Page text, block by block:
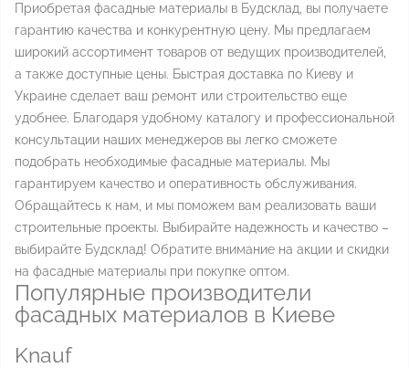
Приобретая фасадные материалы в Будсклад, вы получаете
гарантию качества и конкурентную цену. Мы предлагаем
широкий ассортимент товаров от ведущих производителей,
а также доступные цены. Быстрая доставка по Киеву и
Украине сделает ваш ремонт или строительство еще
удобнее. Благодаря удобному каталогу и профессиональной
консультации наших менеджеров вы легко сможете
подобрать необходимые фасадные материалы. Мы
гарантируем качество и оперативность обслуживания.
Обращайтесь к нам, и мы поможем вам реализовать ваши
строительные проекты. Выбирайте надежность и качество –
выбирайте Будсклад! Обратите внимание на акции и скидки
на фасадные материалы при покупке оптом.
Популярные производители
фасадных материалов в Киеве
Knauf